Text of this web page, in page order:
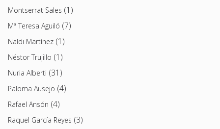
Montserrat Sales (1)
Mª Teresa Aguiló (7)
Naldi Martínez (1)
Néstor Trujillo (1)
Nuria Alberti (31)
Paloma Ausejo (4)
Rafael Ansón (4)
Raquel García Reyes (3)